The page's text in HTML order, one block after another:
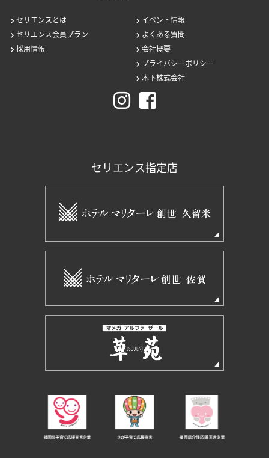
セリエンスとは
イベント情報
セリエンス会員プラン
よくある質問
採用情報
会社概要
プライバシーポリシー
木下株式会社
セリエンス指定店